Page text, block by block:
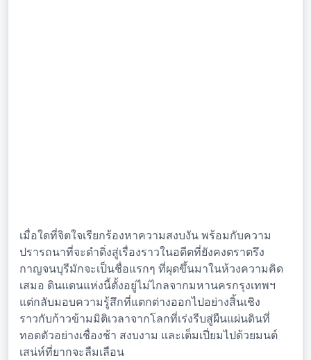
เมื่อใดที่จิตใจเรียกร้องหาความสงบงัน พร้อมกับความ
ปรารถนาที่จะดำดิ่งสู่เรื่องราวในอดีตที่ยังคงตราตรึง
กาญจนบุรีมักจะเป็นชื่อแรกๆ ที่ผุดขึ้นมาในห้วงความคิด
เสมอ ดินแดนแห่งนี้ตั้งอยู่ไม่ไกลจากมหานครกรุงเทพฯ
แต่กลับมอบความรู้สึกที่แตกต่างออกไปอย่างสิ้นเชิง
ราวกับก้าวข้ามมิติเวลาจากโลกที่เร่งรีบสู่ผืนแผ่นดินที่
ทอดตัวอย่างเชื่องช้า สงบงาม และเต็มเปี่ยมไปด้วยมนต์
เสน่ห์ที่ยากจะลืมเลือน